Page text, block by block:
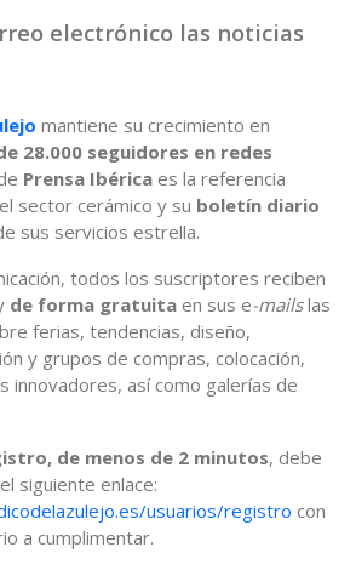
electrónico las noticias
mantiene su crecimiento en
28.000 seguidores en redes
Prensa Ibérica es la referencia
sector cerámico y su boletín diario
sus servicios estrella.
todos los suscriptores reciben
de forma gratuita en sus e-mailslas
ferias, tendencias, diseño,
y grupos de compras, colocación,
innovadores, así como galerías de
de menos de 2 minutos, debe
siguiente enlace:
usuarios/registro con
a cumplimentar.